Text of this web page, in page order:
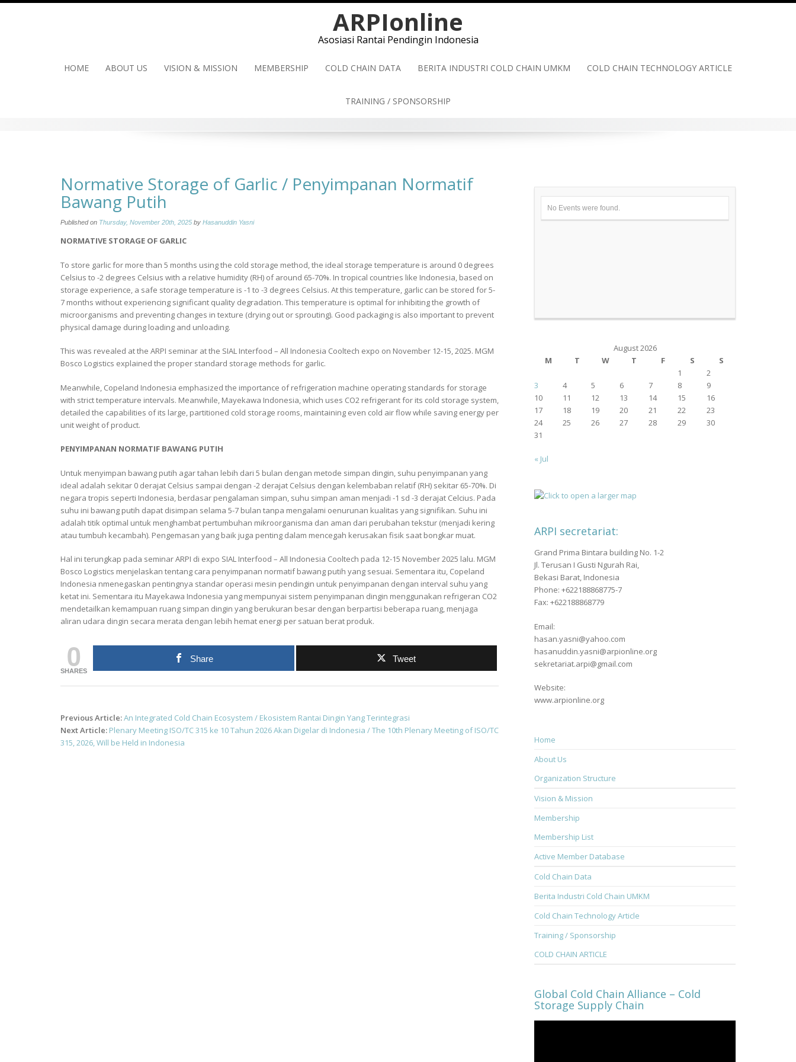
ARPIonline
Asosiasi Rantai Pendingin Indonesia
HOME ABOUT US VISION & MISSION MEMBERSHIP COLD CHAIN DATA BERITA INDUSTRI COLD CHAIN UMKM COLD CHAIN TECHNOLOGY ARTICLE
TRAINING / SPONSORSHIP
Normative Storage of Garlic / Penyimpanan Normatif
Bawang Putih
Published on Thursday, November 20th, 2025 by Hasanuddin Yasni
NORMATIVE STORAGE OF GARLIC
To store garlic for more than 5 months using the cold storage method, the ideal storage temperature is around 0 degrees
Celsius to -2 degrees Celsius with a relative humidity (RH) of around 65-70%. In tropical countries like Indonesia, based on
storage experience, a safe storage temperature is -1 to -3 degrees Celsius. At this temperature, garlic can be stored for 5-
7 months without experiencing significant quality degradation. This temperature is optimal for inhibiting the growth of
microorganisms and preventing changes in texture (drying out or sprouting). Good packaging is also important to prevent
physical damage during loading and unloading.
This was revealed at the ARPI seminar at the SIAL Interfood – All Indonesia Cooltech expo on November 12-15, 2025. MGM
Bosco Logistics explained the proper standard storage methods for garlic.
Meanwhile, Copeland Indonesia emphasized the importance of refrigeration machine operating standards for storage
with strict temperature intervals. Meanwhile, Mayekawa Indonesia, which uses CO2 refrigerant for its cold storage system,
detailed the capabilities of its large, partitioned cold storage rooms, maintaining even cold air flow while saving energy per
unit weight of product.
PENYIMPANAN NORMATIF BAWANG PUTIH
Untuk menyimpan bawang putih agar tahan lebih dari 5 bulan dengan metode simpan dingin, suhu penyimpanan yang
ideal adalah sekitar 0 derajat Celsius sampai dengan -2 derajat Celsius dengan kelembaban relatif (RH) sekitar 65-70%. Di
negara tropis seperti Indonesia, berdasar pengalaman simpan, suhu simpan aman menjadi -1 sd -3 derajat Celcius. Pada
suhu ini bawang putih dapat disimpan selama 5-7 bulan tanpa mengalami oenurunan kualitas yang signifikan. Suhu ini
adalah titik optimal untuk menghambat pertumbuhan mikroorganisma dan aman dari perubahan tekstur (menjadi kering
atau tumbuh kecambah). Pengemasan yang baik juga penting dalam mencegah kerusakan fisik saat bongkar muat.
Hal ini terungkap pada seminar ARPI di expo SIAL Interfood – All Indonesia Cooltech pada 12-15 November 2025 lalu. MGM
Bosco Logistics menjelaskan tentang cara penyimpanan normatif bawang putih yang sesuai. Sementara itu, Copeland
Indonesia nmenegaskan pentingnya standar operasi mesin pendingin untuk penyimpanan dengan interval suhu yang
ketat ini. Sementara itu Mayekawa Indonesia yang mempunyai sistem penyimpanan dingin menggunakan refrigeran CO2
mendetailkan kemampuan ruang simpan dingin yang berukuran besar dengan berpartisi beberapa ruang, menjaga
aliran udara dingin secara merata dengan lebih hemat energi per satuan berat produk.
0
SHARES
Share Tweet
Post
navigation
Previous Article:An Integrated Cold Chain Ecosystem / Ekosistem Rantai Dingin Yang Terintegrasi
Next Article: Plenary Meeting ISO/TC 315 ke 10 Tahun 2026 Akan Digelar di Indonesia / The 10th Plenary Meeting of ISO/TC
315, 2026, Will be Held in Indonesia
No Events were found.
August 2026
M
T W T F S
S
1
2
3
4 5 6 7 8
9
10
11 12 13 14 15
16
17
18 19 20 21 22
23
24
25 26 27 28 29
30
31
« Jul
ARPI secretariat:
Grand Prima Bintara building No. 1-2
Jl. Terusan I Gusti Ngurah Rai,
Bekasi Barat, Indonesia
Phone: +622188868775-7
Fax: +622188868779
Email:
hasan.yasni@yahoo.com
hasanuddin.yasni@arpionline.org
sekretariat.arpi@gmail.com
Website:
www.arpionline.org
Home
About Us
Organization Structure
Vision & Mission
Membership
Membership List
Active Member Database
Cold Chain Data
Berita Industri Cold Chain UMKM
Cold Chain Technology Article
Training / Sponsorship
COLD CHAIN ARTICLE
Global Cold Chain Alliance – Cold
Storage Supply Chain